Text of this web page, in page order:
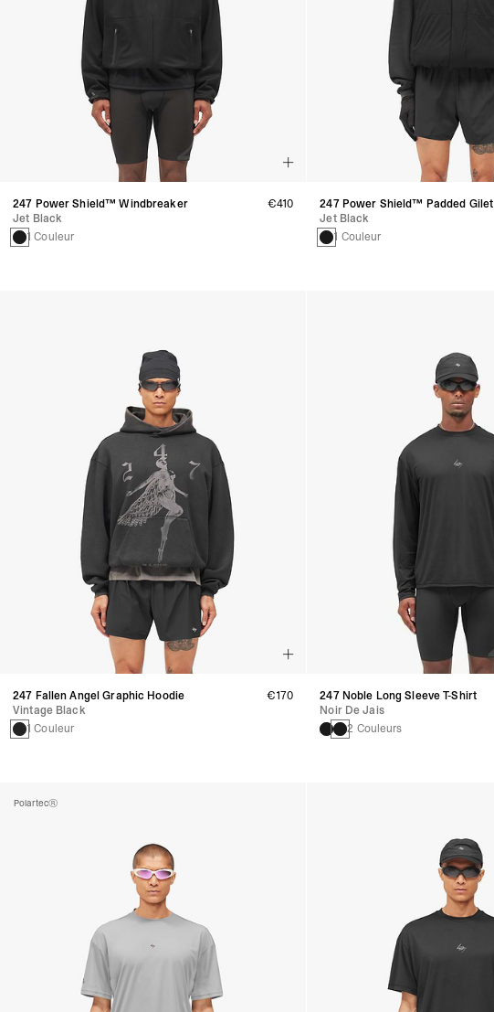
247 Power Shield™ Windbreaker
Jet Black
1 Couleur
€410
247 Power Shield™ Padded Gilet
Jet Black
1 Couleur
247 Fallen Angel Graphic Hoodie
Vintage Black
1 Couleur
€170
247 Noble Long Sleeve T-Shirt
Noir De Jais
2 Couleurs
Polartec®